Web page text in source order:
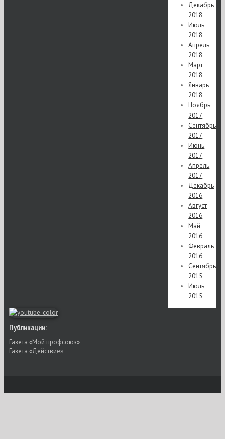
Декабрь
2018
Июль
2018
Апрель
2018
Март
2018
Январь
2018
Ноябрь
2017
Сентябрь
2017
Июнь
2017
Апрель
2017
Декабрь
2016
Август
2016
Май
2016
Февраль
2016
Сентябрь
2015
Июль
2015
Публикации:
Газета «Мой профсоюз»
Газета «Действие»